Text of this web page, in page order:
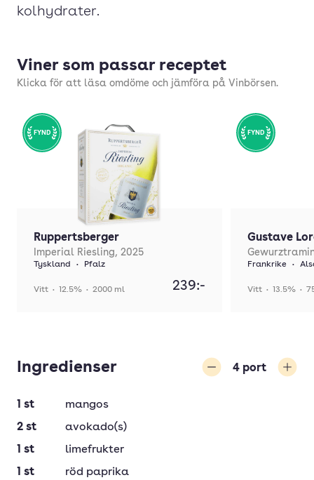
kolhydrater.
Viner som passar receptet
Klicka för att läsa omdöme och jämföra på Vinbörsen.
FYND
Ruppertsberger
Imperial Riesling, 2025
Tyskland • Pfalz
Vitt • 12.5% • 2000 ml 239:-
FYND
Gustave
Frankrike •
Vitt • 13.5% •
Ingredienser 4 port
1 st
mangos
2 st
avokado(s)
1 st
limefrukter
1 st
röd paprika